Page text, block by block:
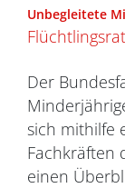
Unbegleitete
Der
sich mithilfe
Fachkräften
einen